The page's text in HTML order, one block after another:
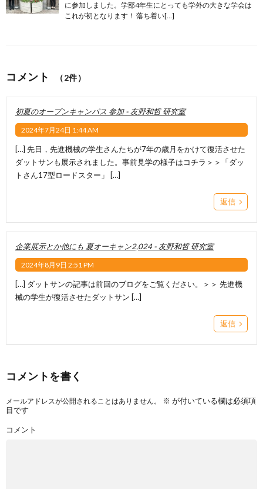
に参加しました。学部4年生にとっても学外の大きな学会は
これが初となります！ 落ち着い[…]
コメント （2件）
初夏のオープンキャンパス 参加 - 友野和哲 研究室
2024年7月24日 1:44 AM
[…] 先日，先進機械の学生さんたちが7年の歳月をかけて復活させた
ダットサンも展示されました。事前見学の様子はコチラ＞＞「ダッ
トさん17型ロードスター」 […]
返信
企業展示とか他にも 夏オーキャン2,024 - 友野和哲 研究室
2024年8月9日 2:51 PM
[…] ダットサンの記事は前回のブログをご覧ください。＞＞ 先進機
械の学生が復活させたダットサン […]
返信
コメントを書く
メールアドレスが公開されることはありません。 ※ が付いている欄は必須項
目です
コメント